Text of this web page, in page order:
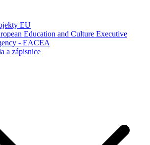
EU
Education and Culture Executive
- EACEA
a zápisnice